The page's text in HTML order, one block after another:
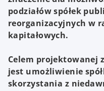
podziałów spółek
reorganizacyjnych w
kapitałowych.
Celem projektowanej
jest umożliwienie
skorzystania z